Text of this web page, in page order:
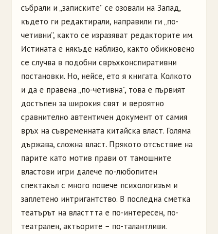
събрали и „записките” се озовали на Запад,
където ги редактирали, направили ги „по-
четивни”, както се изразяват редакторите им.
Истината е някъде наблизо, както обикновено
се случва в подобни свръхконспиративни
постановки. Но, нейсе, ето я книгата. Колкото
и да е правена „по-четивна”, това е първият
достъпен за широкия свят и вероятно
сравнително автентичен документ от самия
връх на съвременната китайска власт. Голяма
държава, сложна власт. Прякото отсъствие на
парите като мотив прави от тамошните
властови игри далече по-любопитен
спектакъл с много повече психологизъм и
заплетено интригантство. В последна сметка
театърът на власттта е по-интересен, по-
театрален, актьорите – по-талантливи.